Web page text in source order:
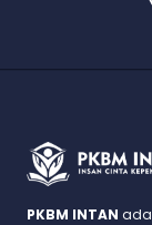
PKBM INTAN